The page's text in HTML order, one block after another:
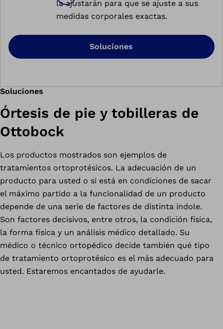
la ajustarán para que se ajuste a sus
medidas corporales exactas.
Soluciones
Soluciones
Órtesis de pie y tobilleras de
Ottobock
Los productos mostrados son ejemplos de
tratamientos ortoprotésicos. La adecuación de un
producto para usted o si está en condiciones de sacar
el máximo partido a la funcionalidad de un producto
depende de una serie de factores de distinta índole.
Son factores decisivos, entre otros, la condición física,
la forma física y un análisis médico detallado. Su
médico o técnico ortopédico decide también qué tipo
de tratamiento ortoprotésico es el más adecuado para
usted. Estaremos encantados de ayudarle.